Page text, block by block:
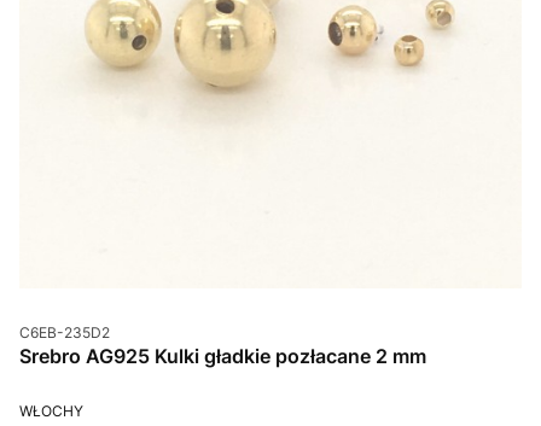
Kod produktu
C6EB-235D2
Srebro AG925 Kulki gładkie pozłacane 2 mm
PRODUCENT
WŁOCHY